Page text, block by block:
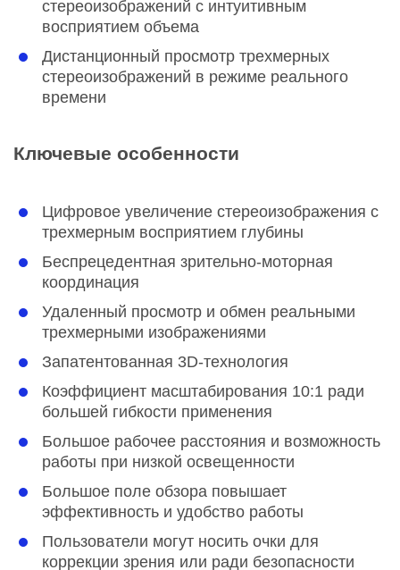
стереоизображений с интуитивным
восприятием объема
Дистанционный просмотр трехмерных
стереоизображений в режиме реального
времени
Ключевые особенности
Цифровое увеличение стереоизображения с
трехмерным восприятием глубины
Беспрецедентная зрительно-моторная
координация
Удаленный просмотр и обмен реальными
трехмерными изображениями
Запатентованная 3D-технология
Коэффициент масштабирования 10:1 ради
большей гибкости применения
Большое рабочее расстояния и возможность
работы при низкой освещенности
Большое поле обзора повышает
эффективность и удобство работы
Пользователи могут носить очки для
коррекции зрения или ради безопасности